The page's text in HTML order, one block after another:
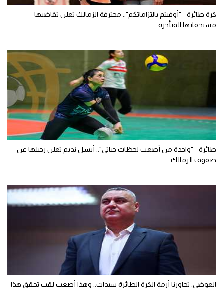
كرة طائرة - "أوفيتم بالتزاماتكم".. محترفة الزمالك تعلن تقاضيها
مستحقاتها المتأخرة
طائرة - "واحدة من أصعب لحظات حياتي".. أيسل نديم تعلن رحيلها عن
صفوف الزمالك
العوضي: تجاوزنا أزمة الكرة الطائرة سيدات.. وهذا أصعب لقب تحقق هذا